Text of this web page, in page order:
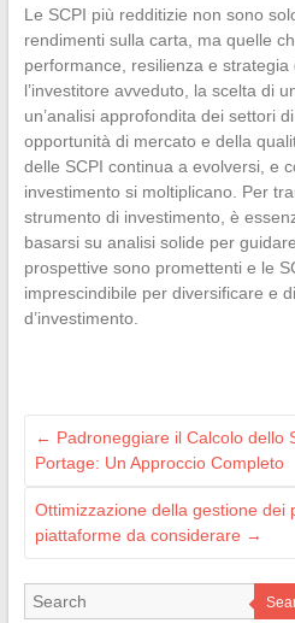
Le SCPI più redditizie non sono
rendimenti sulla carta, ma quelle
performance, resilienza e strategia
l’investitore avveduto, la scelta di
un’analisi approfondita dei settori
opportunità di mercato e della
delle SCPI continua a evolversi, e
investimento si moltiplicano. Per
strumento di investimento, è
basarsi su analisi solide per
prospettive sono promettenti e le
imprescindibile per diversificare e
d’investimento.
← Padroneggiare il Calcolo dello
Portage: Un Approccio Completo
Ottimizzazione della gestione dei
piattaforme da considerare →